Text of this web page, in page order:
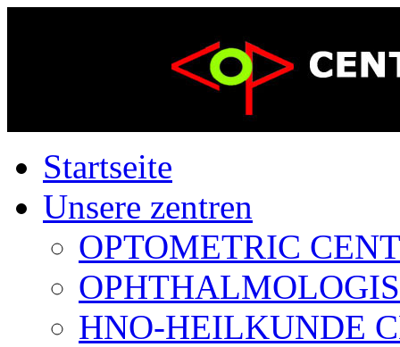
Startseite
Unsere zentren
OPTOMETRIC
HNO-HEILKUNDE